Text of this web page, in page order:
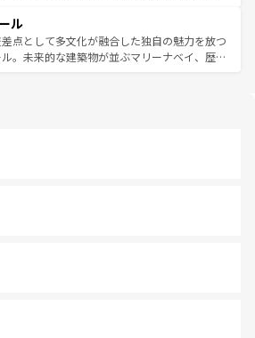
い。
は一年中温暖で、どの季節にも異なる楽しみ
。親しみやすいタイの人々、仏教を中心とし
て多様な観光資源が、訪れる旅人を魅了し続
れても感動するはず。観光スポットが密集し
よく見どころを回れるのも魅力。息をのむよ
文化的な体験まで、香港を存分に楽しみ尽く
ル
点として多文化が融合した独自の魅力を放つ
。未来的な建築物が並ぶマリーナベイ、歴史
ズは地元の風情を楽しめる外せないスポット